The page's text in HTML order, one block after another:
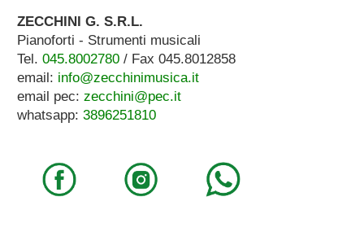
ZECCHINI G. S.R.L.
Pianoforti - Strumenti musicali
Tel. 045.8002780/ Fax 045.8012858
email: info@zecchinimusica.it
email pec: zecchini@pec.it
whatsapp: 3896251810